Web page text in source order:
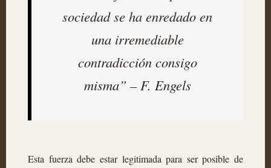
sociedad se ha enredado en
una irremediable
contradicción consigo
misma” – F. Engels
Esta fuerza debe estar legitimada para ser posible de